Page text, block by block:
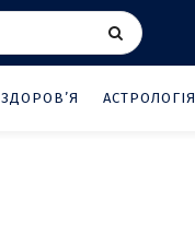
ЗДОРОВ’Я АСТРОЛОГІЯ